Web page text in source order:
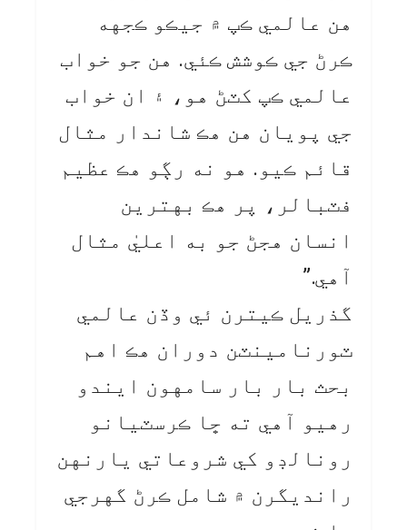
هن عالمي ڪپ ۾ جيڪو ڪجهه
ڪرڻ جي ڪوشش ڪئي. هن جو خواب
عالمي ڪپ کٽڻ هو، ۽ ان خواب
جي پويان هن هڪ شاندار مثال
قائم ڪيو. هو نه رڳو هڪ عظيم
فٽبالر، پر هڪ بهترين
انسان هجڻ جو به اعليٰ مثال
آهي.”
گذريل ڪيترن ئي وڏن عالمي
ٽورنامينٽن دوران هڪ اهم
بحث بار بار سامهون ايندو
رهيو آهي ته ڇا ڪرسٽيانو
رونالڊو کي شروعاتي يارنهن
رانديگرن ۾ شامل ڪرڻ گهرجي